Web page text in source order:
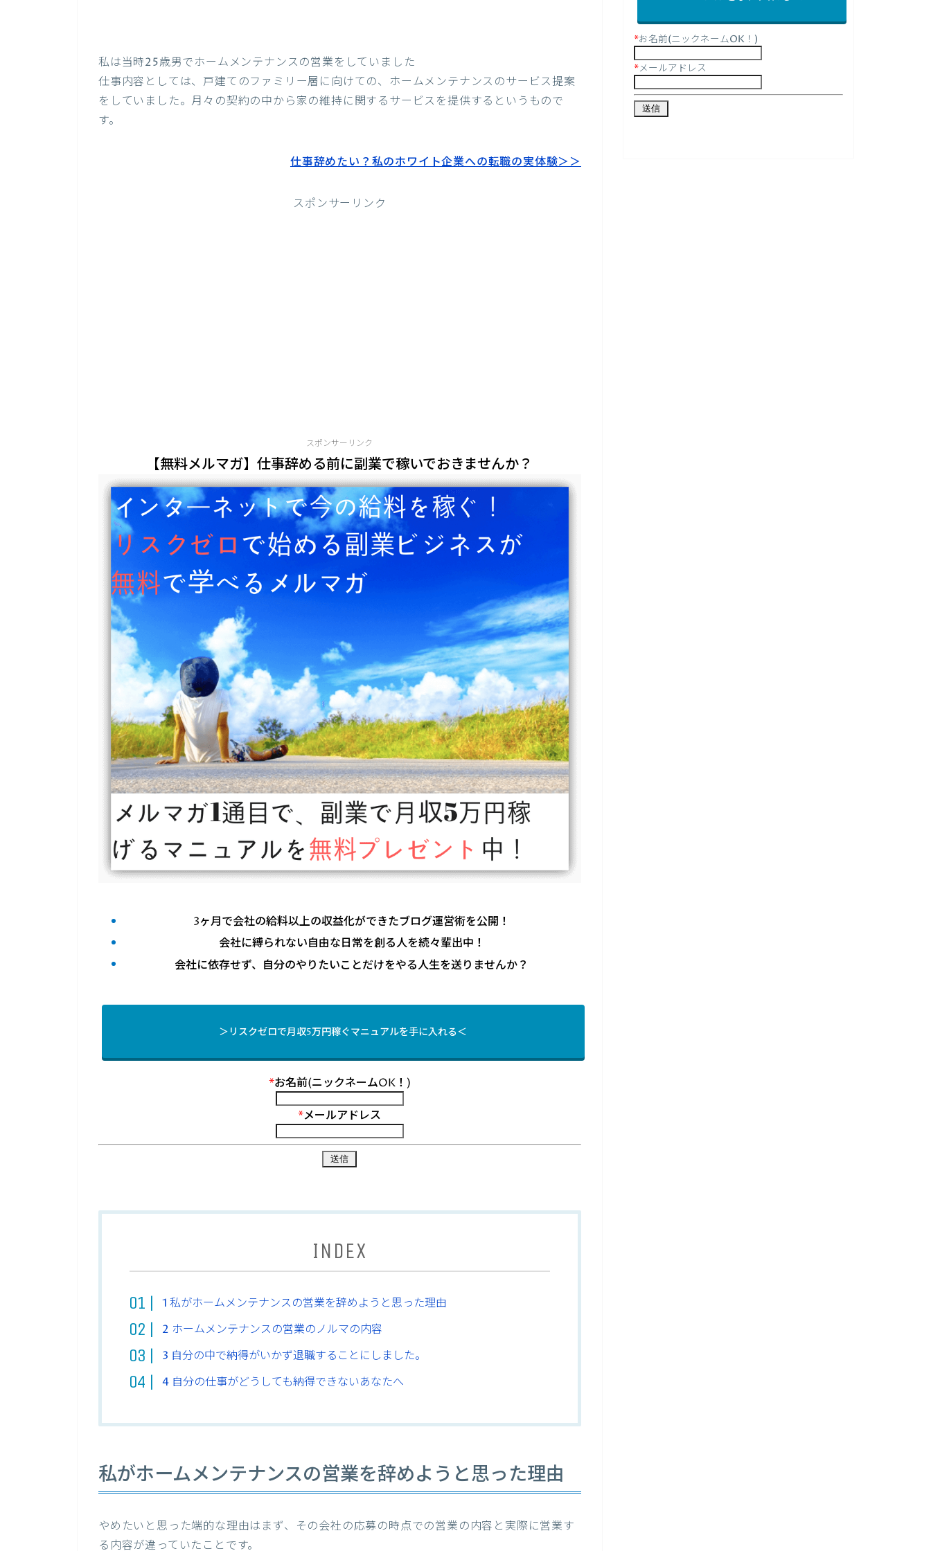
私は当時25歳男でホームメンテナンスの営業をしていました
仕事内容としては、戸建てのファミリー層に向けての、ホームメンテナンスのサービス提案
をしていました。月々の契約の中から家の維持に関するサービスを提供するというもので
す。
仕事辞めたい？私のホワイト企業への転職の実体験＞＞
スポンサーリンク
スポンサーリンク
【無料メルマガ】仕事辞める前に副業で稼いでおきませんか？
3ヶ月で会社の給料以上の収益化ができたブログ運営術を公開！
会社に縛られない自由な日常を創る人を続々輩出中！
会社に依存せず、自分のやりたいことだけをやる人生を送りませんか？
＞リスクゼロで月収5万円稼ぐマニュアルを手に入れる＜
*お名前(ニックネームOK！)
*メールアドレス
INDEX
1 私がホームメンテナンスの営業を辞めようと思った理由
2 ホームメンテナンスの営業のノルマの内容
3 自分の中で納得がいかず退職することにしました。
4 自分の仕事がどうしても納得できないあなたへ
私がホームメンテナンスの営業を辞めようと思った理由
やめたいと思った端的な理由はまず、その会社の応募の時点での営業の内容と実際に営業す
る内容が違っていたことです。
*お名前(ニックネームOK！)
*メールアドレス